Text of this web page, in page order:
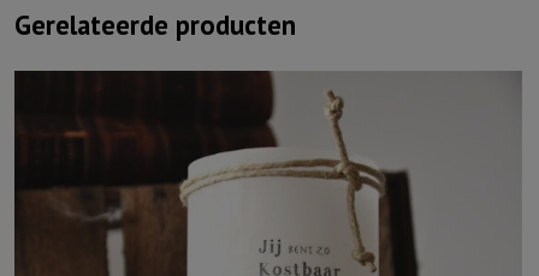
Gerelateerde producten